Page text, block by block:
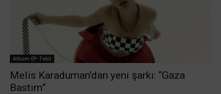
Albüm-EP-Tekli
Melis Karaduman’dan yeni şarkı: “Gaza
Bastım”